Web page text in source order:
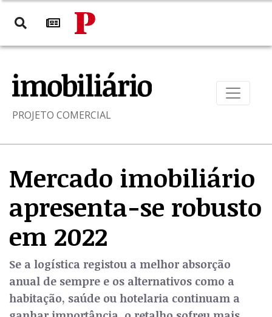
PROJETO COMERCIAL
Mercado imobiliário
apresenta-se robusto
em 2022
Se a logística registou a melhor absorção
anual de sempre e os alternativos como a
habitação, saúde ou hotelaria continuam a